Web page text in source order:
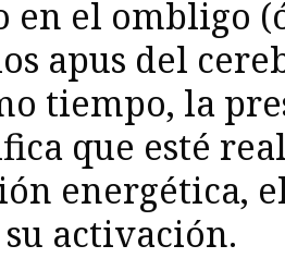
en el ombligo
apus del
tiempo, la
que esté
energética,
activación.